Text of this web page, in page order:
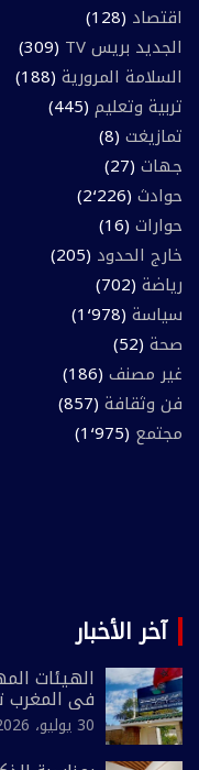
اقتصاد (128)
الجديد بريس TV
(309)
السلامة المرورية (188)
تربية وتعليم (445)
تمازيغت (8)
جهات (27)
حوادث (2٬226)
حوارات (16)
خارج الحدود (205)
رياضة (702)
سياسة (1٬978)
صحة (52)
غير مصنف (186)
فن وثقافة (857)
مجتمع (1٬975)
آخر الأخبار
الهيئات
في المغرب
انتخابية
ضيق”
30 يوليو، 2026